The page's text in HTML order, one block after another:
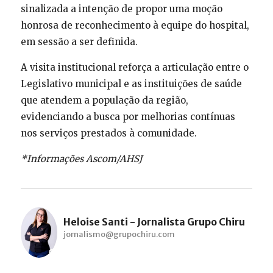
sinalizada a intenção de propor uma moção
honrosa de reconhecimento à equipe do hospital,
em sessão a ser definida.
A visita institucional reforça a articulação entre o
Legislativo municipal e as instituições de saúde
que atendem a população da região,
evidenciando a busca por melhorias contínuas
nos serviços prestados à comunidade.
*Informações Ascom/AHSJ
Heloise Santi - Jornalista Grupo Chiru
jornalismo@grupochiru.com